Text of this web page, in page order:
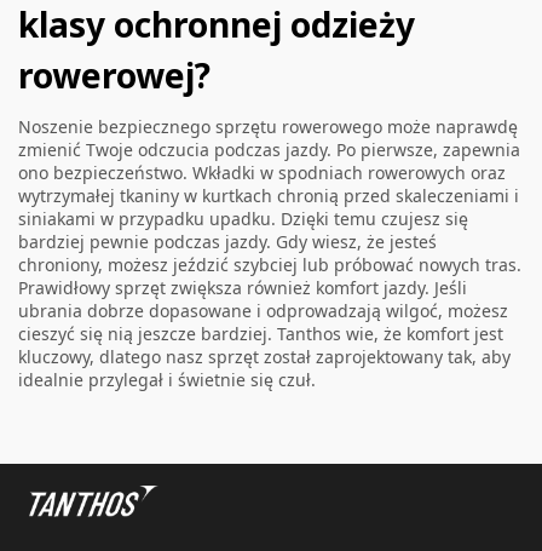
klasy ochronnej odzieży
rowerowej?
Noszenie bezpiecznego sprzętu rowerowego może naprawdę
zmienić Twoje odczucia podczas jazdy. Po pierwsze, zapewnia
ono bezpieczeństwo. Wkładki w spodniach rowerowych oraz
wytrzymałej tkaniny w kurtkach chronią przed skaleczeniami i
siniakami w przypadku upadku. Dzięki temu czujesz się
bardziej pewnie podczas jazdy. Gdy wiesz, że jesteś
chroniony, możesz jeździć szybciej lub próbować nowych tras.
Prawidłowy sprzęt zwiększa również komfort jazdy. Jeśli
ubrania dobrze dopasowane i odprowadzają wilgoć, możesz
cieszyć się nią jeszcze bardziej. Tanthos wie, że komfort jest
kluczowy, dlatego nasz sprzęt został zaprojektowany tak, aby
idealnie przylegał i świetnie się czuł.